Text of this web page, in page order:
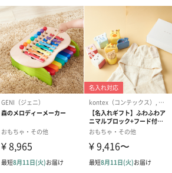
けいたします。ギフトへの＋αにおすすめ